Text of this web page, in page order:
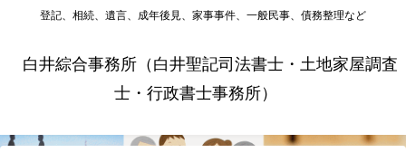
登記、相続、遺言、成年後見、家事事件、一般民事、債務整理など
白井綜合事務所（白井聖記司法書士・土地家屋調査
士・行政書士事務所）